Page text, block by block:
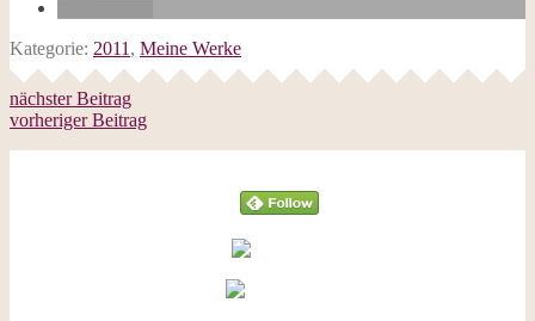
Kategorie: 2011 , Meine Werke
nächster Beitrag
vorheriger Beitrag